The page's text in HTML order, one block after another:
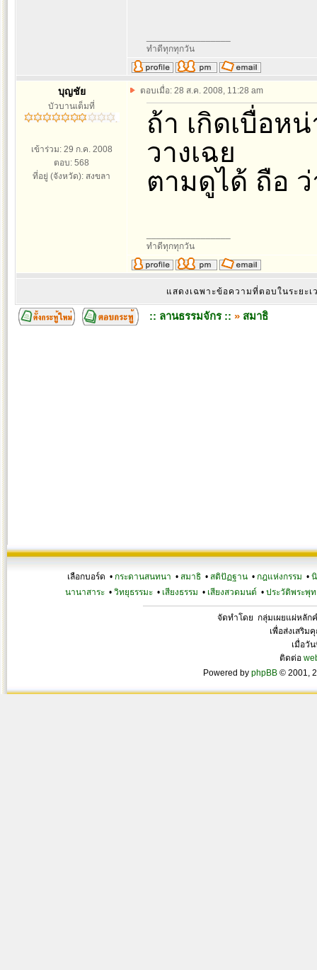
ทำดีทุกทุกวัน
บุญชัย
บัวบานเต็มที่
เข้าร่วม: 29 ก.ค. 2008
ตอบ: 568
ที่อยู่ (จังหวัด): สงขลา
ตอบเมื่อ: 28 ส.ค. 2008, 11:28 am
ถ้า เกิดเบื่อห
วางเฉย
ตามดูได้ ถือ
ทำดีทุกทุกวัน
แสดงเฉพาะข้อความที่ตอบในระยะ
:: ลานธรรมจักร :: » สมาธิ
เลือกบอร์ด • กระดานสนทนา • สมาธิ • สติปัฏฐาน • กฎแห่งกรรม •
นานาสาระ• วิทยุธรรมะ• เสียงธรรม • เสียงสวดมนต์ • ประวัติพระพุท
จัดทำโดย กลุ่มเผยแผ่หลัก
เพื่อส่งเสริม
เมื่อวั
ติดต่อ
Powered by phpBB © 2001,